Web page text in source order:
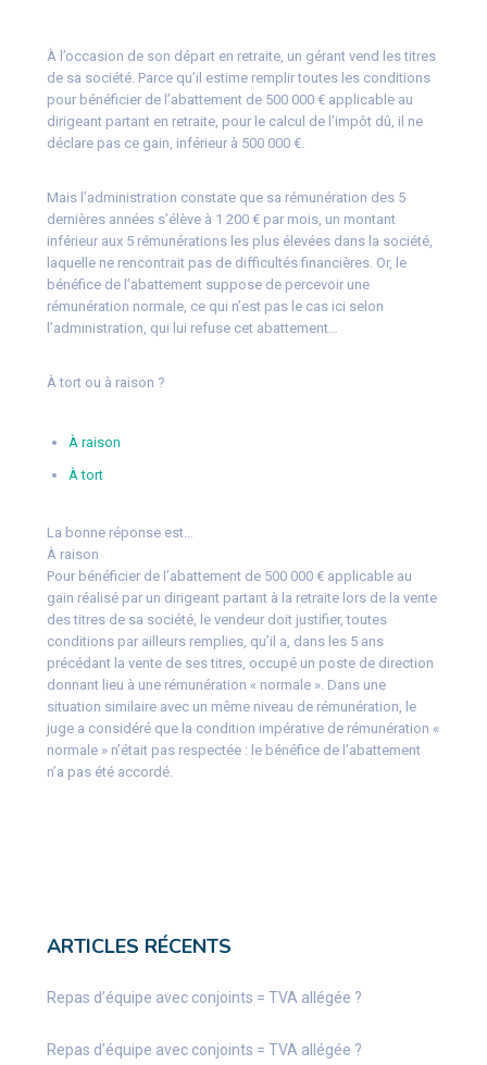
À l’occasion de son départ en retraite, un gérant vend les titres
de sa société. Parce qu’il estime remplir toutes les conditions
pour bénéficier de l’abattement de 500 000 € applicable au
dirigeant partant en retraite, pour le calcul de l’impôt dû, il ne
déclare pas ce gain, inférieur à 500 000 €.
Mais l’administration constate que sa rémunération des 5
dernières années s’élève à 1 200 € par mois, un montant
inférieur aux 5 rémunérations les plus élevées dans la société,
laquelle ne rencontrait pas de difficultés financières. Or, le
bénéfice de l’abattement suppose de percevoir une
rémunération normale, ce qui n’est pas le cas ici selon
l’administration, qui lui refuse cet abattement…
À tort ou à raison ?
À raison
À tort
La bonne réponse est…
À raison
Pour bénéficier de l’abattement de 500 000 € applicable au
gain réalisé par un dirigeant partant à la retraite lors de la vente
des titres de sa société, le vendeur doit justifier, toutes
conditions par ailleurs remplies, qu’il a, dans les 5 ans
précédant la vente de ses titres, occupé un poste de direction
donnant lieu à une rémunération « normale ». Dans une
situation similaire avec un même niveau de rémunération, le
juge a considéré que la condition impérative de rémunération «
normale » n’était pas respectée : le bénéfice de l’abattement
n’a pas été accordé.
ARTICLES RÉCENTS
Repas d’équipe avec conjoints = TVA allégée ?
Repas d’équipe avec conjoints = TVA allégée ?